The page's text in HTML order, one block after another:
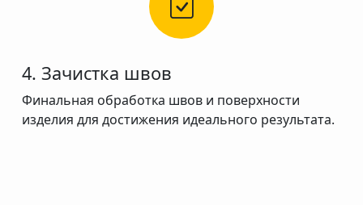
4. Зачистка швов
Финальная обработка швов и поверхности
изделия для достижения идеального результата.